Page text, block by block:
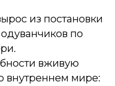
из постановки
по
вживую
внутреннем мире: